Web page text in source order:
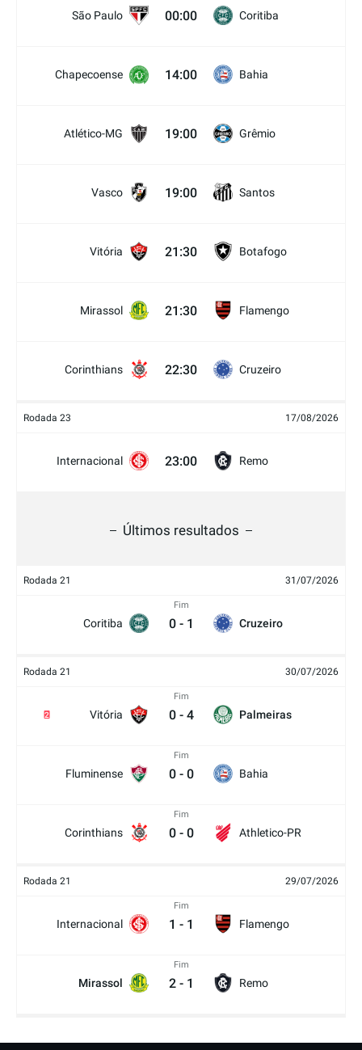
São Paulo 00:00 Coritiba
Chapecoense 14:00 Bahia
Atlético-MG 19:00 Grêmio
Vasco 19:00 Santos
Vitória 21:30 Botafogo
Mirassol 21:30 Flamengo
Corinthians 22:30 Cruzeiro
Rodada 23 17/08/2026
Internacional 23:00 Remo
Últimos resultados
Rodada 21 31/07/2026
Coritiba
Fim
0 - 1 Cruzeiro
Rodada 21 30/07/2026
Vitória
2
Fim
0 - 4 Palmeiras
Fluminense
Fim
0 - 0 Bahia
Corinthians
Fim
0 - 0 Athletico-PR
Rodada 21 29/07/2026
Internacional
Fim
1 - 1 Flamengo
Mirassol
Fim
2 - 1 Remo